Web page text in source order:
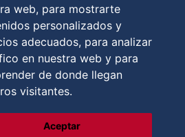
web, para mostrarte
personalizados y
adecuados, para analizar
en nuestra web y para
de donde llegan
visitantes.
Aceptar
y contactos|Formulario de contacto|Aviso
de venta|Política de cookies|RGPD
de cookies